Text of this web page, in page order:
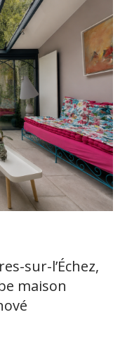
sur-l’Échez,
maison